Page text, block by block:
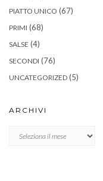
PIATTO UNICO (67)
PRIMI (68)
SALSE (4)
SECONDI (76)
UNCATEGORIZED (5)
ARCHIVI